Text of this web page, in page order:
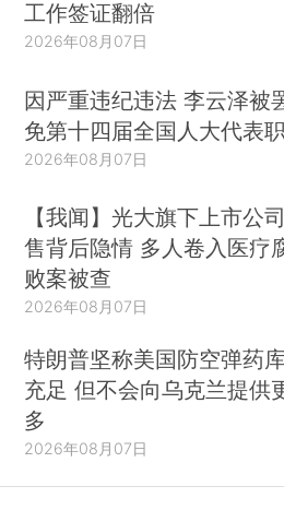
市）和新疆生产建设兵团
病例59897例，累计死亡病例
诊病例80754例，现有疑似
到密切接触者675338人，
触者16982人。全国累计治
累计确诊病例）自2月13日
呈现积极变化。同时，随
多，剩余确诊病例中重症病
工作签证翻倍
2026年08月07日
因严重违纪违法 李云泽被
免第十四届全国人大代表
2026年08月07日
【我闻】光大旗下上市公
售背后隐情 多人卷入医疗
败案被查
2026年08月07日
特朗普坚称美国防空弹药
充足 但不会向乌克兰提供
多
2026年08月07日